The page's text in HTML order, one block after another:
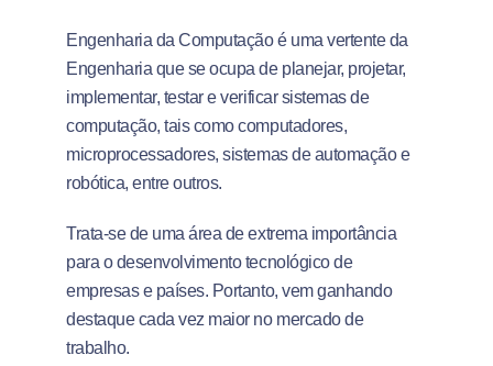
Engenharia da Computação é uma vertente da
Engenharia que se ocupa de planejar, projetar,
implementar, testar e verificar sistemas de
computação, tais como computadores,
microprocessadores, sistemas de automação e
robótica, entre outros.
Trata-se de uma área de extrema importância
para o desenvolvimento tecnológico de
empresas e países. Portanto, vem ganhando
destaque cada vez maior no mercado de
trabalho.